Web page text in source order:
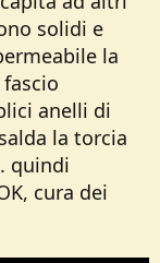
solidi e
la
anelli di
la torcia
quindi
cura dei